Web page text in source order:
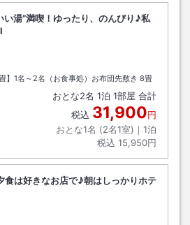
い湯”満喫！ゆったり、のんびり♪私
ト
1名～2名（お食事処）お布団先敷き 8畳
おとな2名 1泊 1部屋 合計
税込 31,900円
おとな1名 (2名1室)｜ 1泊
税込 15,950円
食は好きなお店で♪朝はしっかりホテ
ト